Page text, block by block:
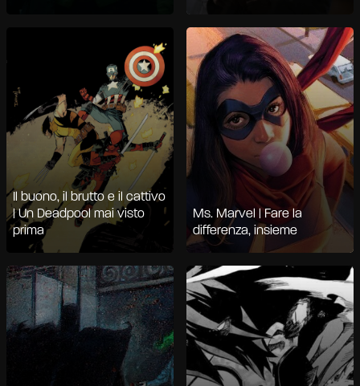
Il buono, il brutto e il cattivo
| Un Deadpool mai visto
prima
Ms. Marvel | Fare la
differenza, insieme